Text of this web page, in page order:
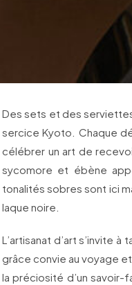
Des sets et des
sercice Kyoto. Chaque
célébrer un art de
sycomore et ébène
tonalités sobres sont ici
laque noire.
L’artisanat d’art s’invite
grâce convie au voyage
la préciosité d’un savoir-